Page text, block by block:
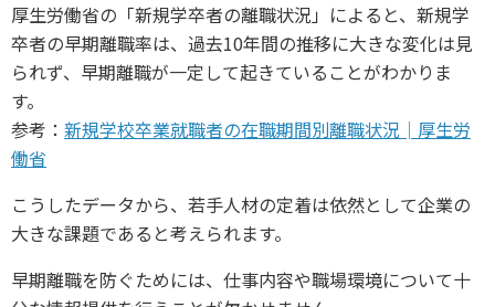
厚生労働省の「新規学卒者の離職状況」によると、新規学
卒者の早期離職率は、過去10年間の推移に大きな変化は見
られず、早期離職が一定して起きていることがわかりま
す。
参考： 新規学校卒業就職者の在職期間別離職状況│厚生労
働省
こうしたデータから、若手人材の定着は依然として企業の
大きな課題であると考えられます。
早期離職を防ぐためには、仕事内容や職場環境について十